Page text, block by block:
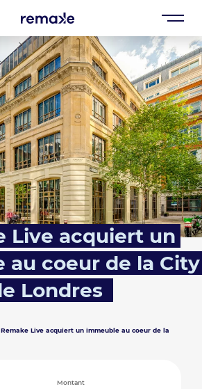
Live acquiert un
au coeur de la City
Londres
Remake Live acquiert un immeuble au coeur de la
Montant